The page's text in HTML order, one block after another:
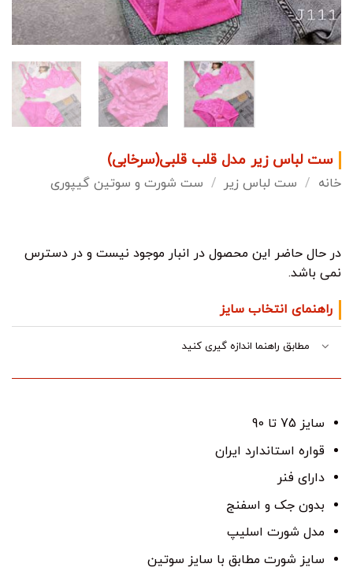
ست لباس زیر مدل قلب قلبی(سرخابی)
خانه / ست لباس زیر / ست شورت و سوتین گیپوری
در حال حاضر این محصول در انبار موجود نیست و در دسترس
نمی باشد.
راهنمای انتخاب سایز
مطابق راهنما اندازه گیری کنید
سایز 75 تا 90
قواره استاندارد ایران
دارای فنر
بدون جک و اسفنج
مدل شورت اسلیپ
سایز شورت مطابق با سایز سوتین